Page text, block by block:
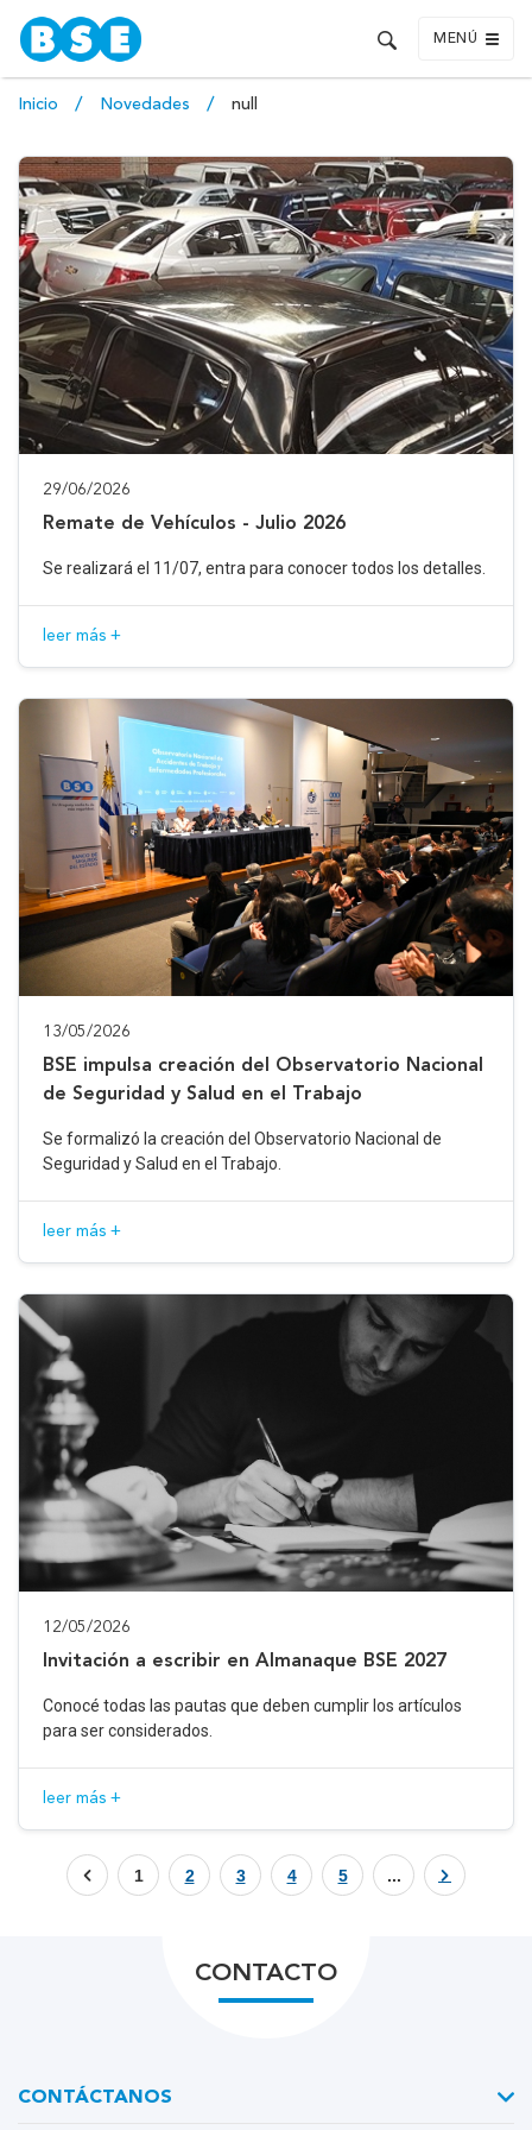
MENÚ
Inicio Novedades null
29/06/2026
Remate de Vehículos - Julio 2026
Se realizará el 11/07, entra para conocer todos los detalles.
leer más +
13/05/2026
BSE impulsa creación del Observatorio Nacional
de Seguridad y Salud en el Trabajo
Se formalizó la creación del Observatorio Nacional de
Seguridad y Salud en el Trabajo.
leer más +
12/05/2026
Invitación a escribir en Almanaque BSE 2027
Conocé todas las pautas que deben cumplir los artículos
para ser considerados.
leer más +
1 2 3 4 5 ...
CONTACTO
CONTÁCTANOS